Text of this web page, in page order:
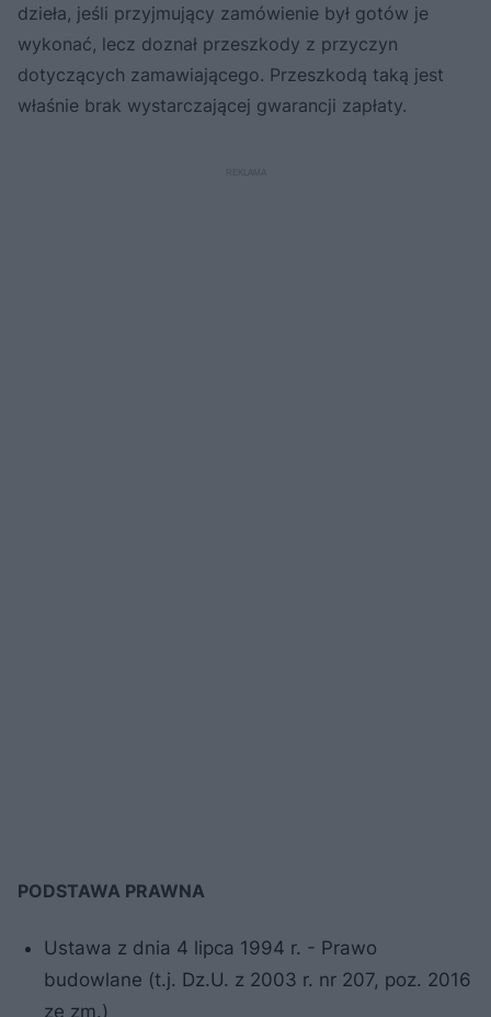
dzieła, jeśli przyjmujący zamówienie był gotów je
wykonać, lecz doznał przeszkody z przyczyn
dotyczących zamawiającego. Przeszkodą taką jest
właśnie brak wystarczającej gwarancji zapłaty.
PODSTAWA PRAWNA
Ustawa z dnia 4 lipca 1994 r. - Prawo
budowlane (t.j. Dz.U. z 2003 r. nr 207, poz. 2016
ze zm.)